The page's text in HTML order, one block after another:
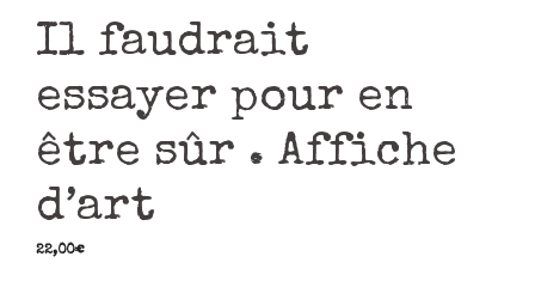
Il faudrait
essayer pour en
être sûr . Affiche
d’art
22,00€